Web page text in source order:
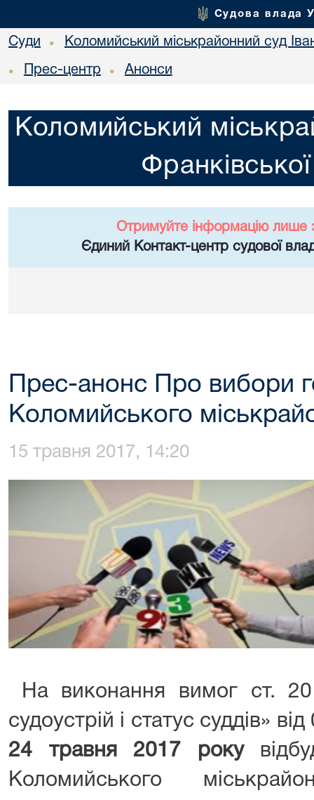
Судова влада
Суди • Коломийський міськрайонний суд
• Прес-центр • Анонси
Коломийський
Отримуйте інформацію лише
Єдиний Контакт-центр судової
Прес-анонс Про вибори
Коломийського
15 травня 2017, 14:20
На виконання вимог ст.
судоустрій і статус суддів»
24 травня 2017 року
Коломийського